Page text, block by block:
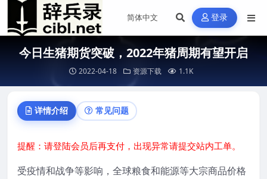
登录
今日生猪期货突破，2022年猪周期有望开启
2022-04-18 资源下载 1.1K
详情介绍 常见问题
提醒：请登陆会员后再支付，出现异常请提交站内工单。
受疫情和战争等影响，全球粮食和能源等大宗商品价格